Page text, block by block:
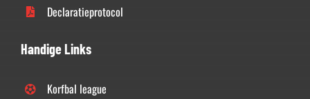
Declaratieprotocol
Handige Links
Korfbal league